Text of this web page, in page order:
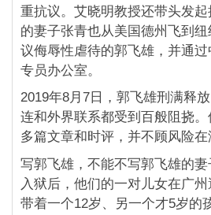
重抗议。艾晓明教授还带头发
的妻子张青也从美国德州飞到
议侮辱性虐待的郭飞雄，并通
专员办公室。
2019年8月7日，郭飞雄刑满释
连和外界联系都受到百般阻挠
多篇文章和时评，并不顾风险在
写郭飞雄，不能不写郭飞雄的
入狱后，他们的一对儿女在广
带着一个12岁、另一个才5岁的